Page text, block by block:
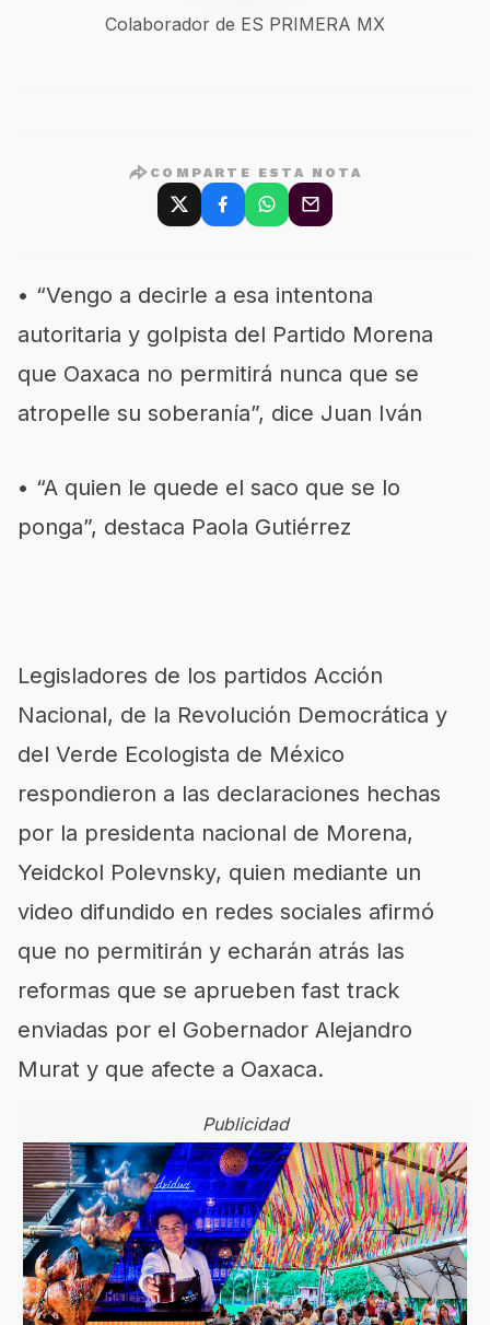
Colaborador de ES PRIMERA MX
COMPARTE ESTA NOTA
• “Vengo a decirle a esa intentona
autoritaria y golpista del Partido Morena
que Oaxaca no permitirá nunca que se
atropelle su soberanía”, dice Juan Iván
• “A quien le quede el saco que se lo
ponga”, destaca Paola Gutiérrez
Legisladores de los partidos Acción
Nacional, de la Revolución Democrática y
del Verde Ecologista de México
respondieron a las declaraciones hechas
por la presidenta nacional de Morena,
Yeidckol Polevnsky, quien mediante un
video difundido en redes sociales afirmó
que no permitirán y echarán atrás las
reformas que se aprueben fast track
enviadas por el Gobernador Alejandro
Murat y que afecte a Oaxaca.
Publicidad